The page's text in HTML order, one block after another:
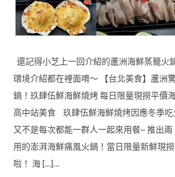
還記得小芝上一回介紹的蘆洲海鮮蒸籠火
環境介紹都在裡面唷～ 【台北美食】蘆洲
鍋！玖肆伍鮮海鮮燒烤 每日限量現撈平價
高中站美食 玖肆伍鮮海鮮燒烤因應冬季
又不是每次都能一群人一起來用餐~ 推出
用的澎湃海鮮痛風火鍋！當日限量新鮮現
啦！ 海 […]…